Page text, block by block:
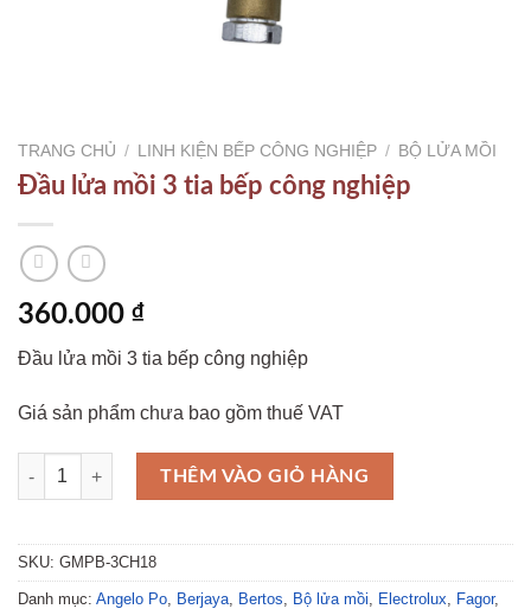
TRANG CHỦ / LINH KIỆN BẾP CÔNG NGHIỆP / BỘ LỬA MỒI
Đầu lửa mồi 3 tia bếp công nghiệp
360.000 ₫
Đầu lửa mồi 3 tia bếp công nghiệp
Giá sản phẩm chưa bao gồm thuế VAT
Đầu lửa mồi 3 tia bếp công nghiệp số lượng
THÊM VÀO GIỎ HÀNG
SKU: GMPB-3CH18
Danh mục: Angelo Po Berjaya Bertos Bộ lửa mồi Electrolux Fagor,